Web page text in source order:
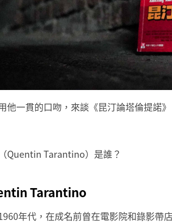
他一貫的口吻，來談《昆汀論塔倫提諾
Quentin Tarantino）是誰？
Tarantino
年代，在成名前曾在電影院和錄影帶